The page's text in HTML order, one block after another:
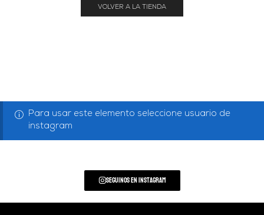
VOLVER A LA TIENDA
Para usar este elemento seleccione usuario de
instagram
Seguinos en Instagram